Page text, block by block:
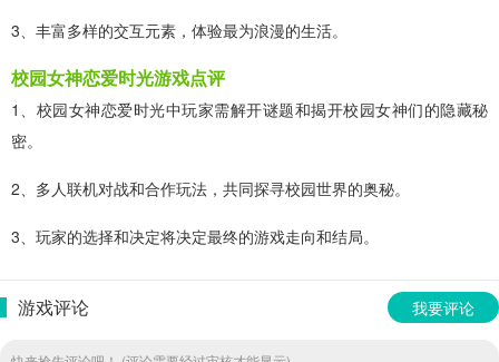
3、丰富多样的交互元素，体验最为浪漫的生活。
校园女神恋爱时光游戏点评
1、校园女神恋爱时光中玩家需解开谜题和揭开校园女神们的隐藏秘
密。
2、多人联机对战和合作玩法，共同探寻校园世界的奥秘。
3、玩家的选择和决定将决定最终的游戏走向和结局。
游戏评论 我要评论